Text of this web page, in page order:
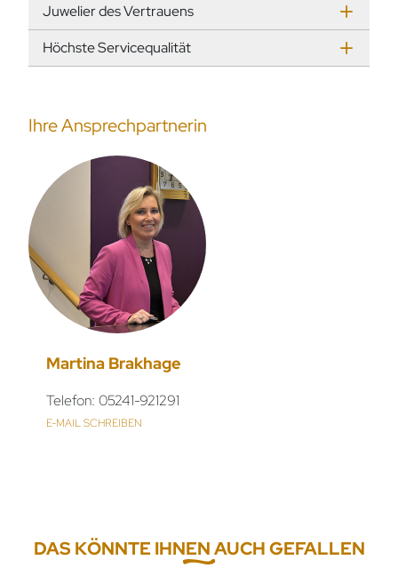
Ihre Ansprechpartnerin
Martina Brakhage
Telefon: 05241-921291
E-MAIL SCHREIBEN
Juwelier des Vertrauens
Höchste Servicequalität
DAS KÖNNTE IHNEN AUCH GEFALLEN